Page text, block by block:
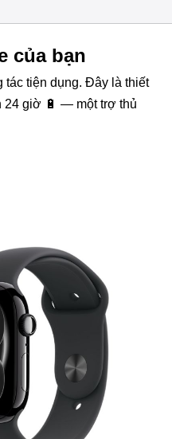
của bạn
tác tiện dụng. Đây là thiết
24 giờ 🔋 — một trợ thủ